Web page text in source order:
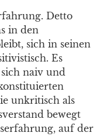
Detto
in den
sich in seinen
Es
naiv und
unkritisch als
bewegt
auf der